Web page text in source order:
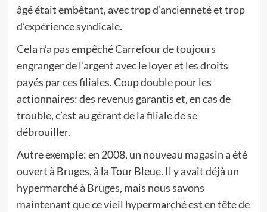
âgé était embêtant, avec trop d’ancienneté et trop
d’expérience syndicale.
Cela n’a pas empêché Carrefour de toujours
engranger de l’argent avec le loyer et les droits
payés par ces filiales. Coup double pour les
actionnaires: des revenus garantis et, en cas de
trouble, c’est au gérant de la filiale de se
débrouiller.
Autre exemple: en 2008, un nouveau magasin a été
ouvert à Bruges, à la Tour Bleue. Il y avait déjà un
hypermarché à Bruges, mais nous savons
maintenant que ce vieil hypermarché est en tête de